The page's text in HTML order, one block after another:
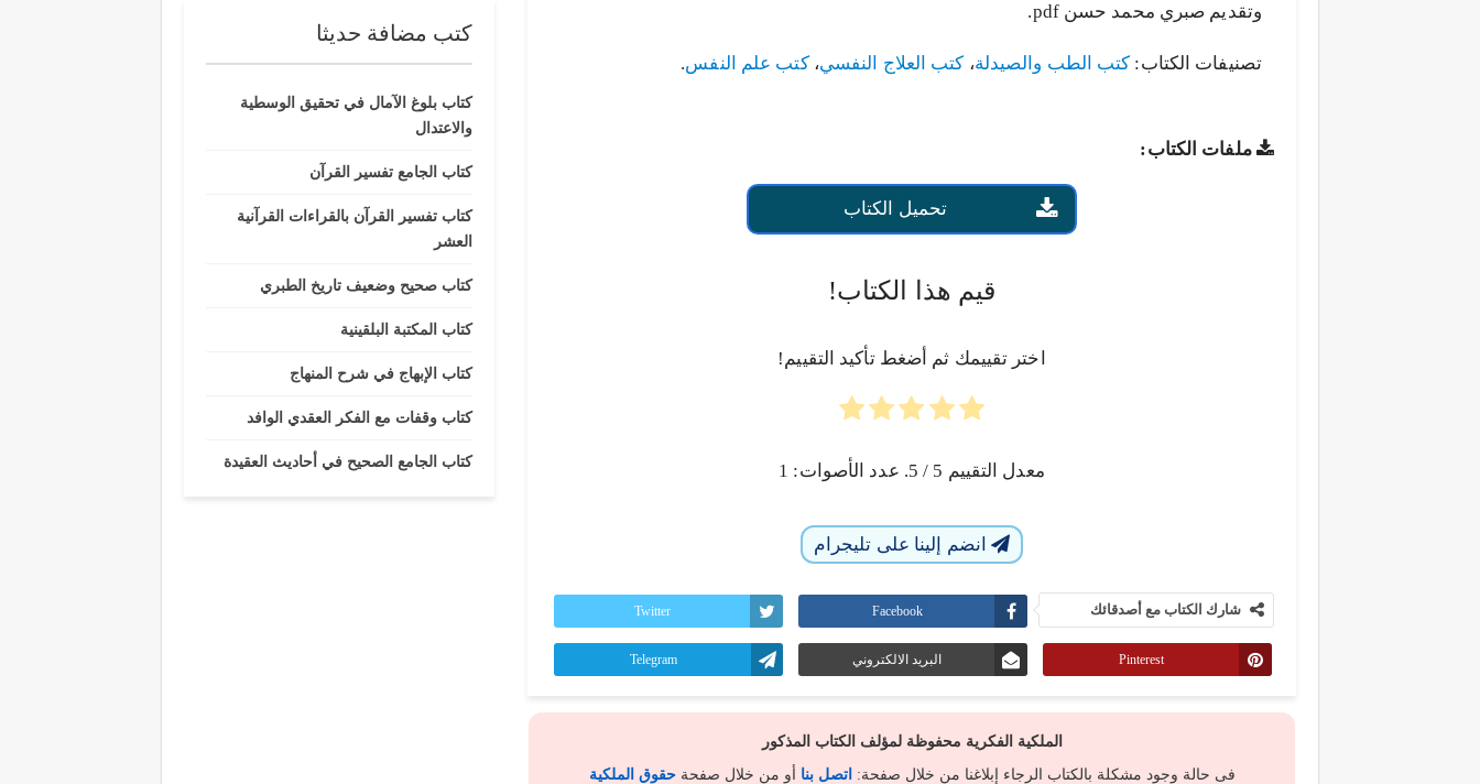
وتقديم صبري محمد حسن pdf.
تصنيفات الكتاب: كتب الطب والصيدلة، كتب العلاج النفسي،كتب علم النفس.
ملفات الكتاب:
تحميل الكتاب
قيم هذا الكتاب!
اختر تقييمك ثم أضغط تأكيد التقييم!
معدل التقييم 5 / 5. عدد الأصوات: 1
انضم إلينا على تليجرام
شارك الكتاب مع أصدقائك Facebook
Twitter
Pinterest البريد الالكتروني Telegram
الملكية الفكرية محفوظة لمؤلف الكتاب المذكور
فى حالة وجود مشكلة بالكتاب الرجاء إبلاغنا من خلال صفحة: اتصل بنا أو من خلال صفحةحقوق الملكية
كتب مضافة حديثا
كتاب بلوغ الآمال في تحقيق الوسطية
والاعتدال
كتاب الجامع تفسير القرآن
كتاب تفسير القرآن بالقراءات القرآنية
العشر
كتاب صحيح وضعيف تاريخ الطبري
كتاب المكتبة البلقينية
كتاب الإبهاج في شرح المنهاج
كتاب وقفات مع الفكر العقدي الوافد
كتاب الجامع الصحيح في أحاديث العقيدة